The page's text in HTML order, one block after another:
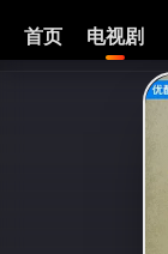
首页 电视剧